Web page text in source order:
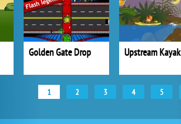
Golden Gate Drop Upstream Kayak
1 2 3 4 5